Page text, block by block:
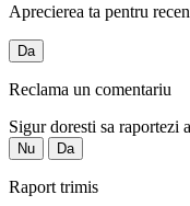
Aprecierea ta pentru
Da
Reclama un comentariu
Sigur doresti sa raportezi
Nu Da
Raport trimis